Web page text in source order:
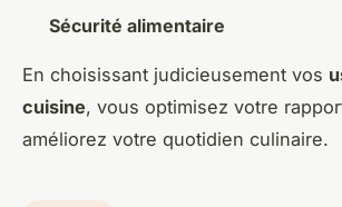
Sécurité alimentaire
En choisissant judicieusement vos
cuisine, vous optimisez votre
améliorez votre quotidien culinaire.